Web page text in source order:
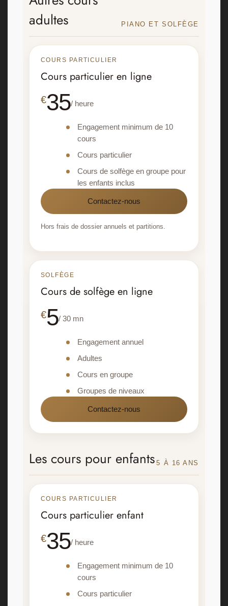
adultes
PIANO ET SOLFÈGE
COURS PARTICULIER
Cours particulier en ligne
€35/ heure
Engagement minimum de 10
cours
Cours particulier
Cours de solfège en groupe pour
les enfants inclus
Contactez-nous
Hors frais de dossier annuels et partitions.
SOLFÈGE
Cours de solfège en ligne
€5/ 30 mn
Engagement annuel
Adultes
Cours en groupe
Groupes de niveaux
Contactez-nous
Les cours pour enfants 5 À 16 ANS
COURS PARTICULIER
Cours particulier enfant
€35/ heure
Engagement minimum de 10
cours
Cours particulier